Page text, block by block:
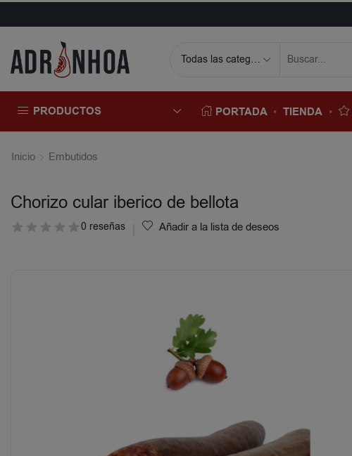
PRODUCTOS PORTADA TIENDA
Inicio Embutidos
Chorizo cular iberico de bellota
0 reseñas Añadir a la lista de deseos